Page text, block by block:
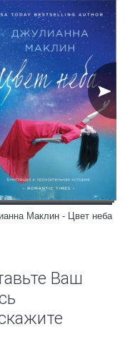
Маклин - Цвет неба
Ваш